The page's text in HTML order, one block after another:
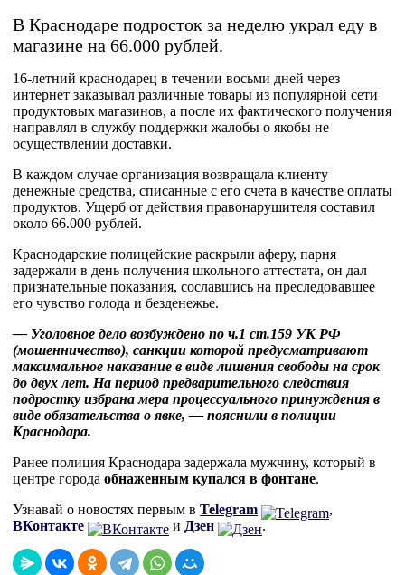
В Краснодаре подросток за неделю украл еду в
магазине на 66.000 рублей.
16-летний краснодарец в течении восьми дней через
интернет заказывал различные товары из популярной сети
продуктовых магазинов, а после их фактического получения
направлял в службу поддержки жалобы о якобы не
осуществлении доставки.
В каждом случае организация возвращала клиенту
денежные средства, списанные с его счета в качестве оплаты
продуктов. Ущерб от действия правонарушителя составил
около 66.000 рублей.
Краснодарские полицейские раскрыли аферу, парня
задержали в день получения школьного аттестата, он дал
признательные показания, сославшись на преследовавшее
его чувство голода и безденежье.
— Уголовное дело возбуждено по ч.1 ст.159 УК РФ
(мошенничество), санкции которой предусматривают
максимальное наказание в виде лишения свободы на срок
до двух лет. На период предварительного следствия
подростку избрана мера процессуального принуждения в
виде обязательства о явке, — пояснили в полиции
Краснодара.
Ранее полиция Краснодара задержала мужчину, который в
центре города обнаженным купался в фонтане.
Узнавай о новостях первым в Telegram
,
ВКонтакте
и Дзен .